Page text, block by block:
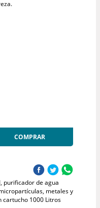
COMPRAR
purificador de agua
metales y
cartucho 1000 Litros